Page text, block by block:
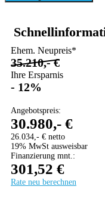
Ehem. Neupreis*
35.210,- €
Ihre Ersparnis
- 12%
Angebotspreis:
30.980,- €
26.034,- € netto
19% MwSt ausweisbar
Finanzierung mnt.:
301,52 €
Rate neu berechnen